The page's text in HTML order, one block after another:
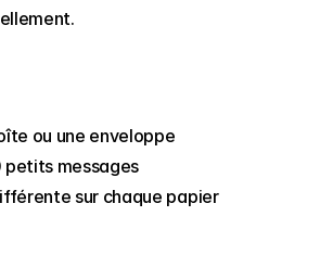
ou une enveloppe
messages
sur chaque papier